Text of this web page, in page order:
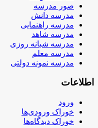
صور مدرسه
مدرسه دانش
مدرسه راهنمایی
مدرسه شاهد
مدرسه شبانه روزی
مدرسه معلم
مدرسه نمونه دولتی
اطلاعات
ورود
خوراک ورودی‌ها
خوراک دیدگاه‌ها